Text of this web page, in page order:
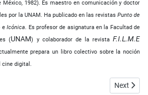
México, 1982). Es maestro en comunicación y doctor
por la UNAM. Ha publicado en las revistas Punto de
eIcónica. Es profesor de asignatura en la Facultad de
(UNAM) y colaborador de la revistaF.I.L.M.E
prepara un libro colectivo sobre la noción
cine digital.
Next
Next